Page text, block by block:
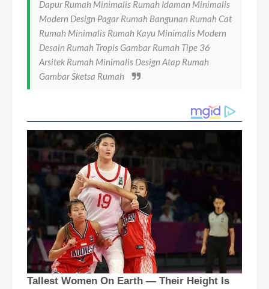
Dapur Rumah Minimalis Rumah Idaman Minimalis
Modern Design Pagar Rumah Bangunan Rumah Cat
Rumah Minimalis Rumah Kayu Minimalis Modern
Desain Rumah Tropis Gambar Rumah Tipe 36
Arsitek Rumah Minimalis Design Atap Rumah
Gambar Sketsa Rumah